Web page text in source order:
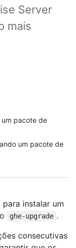
Server
mais
um pacote de
um pacote de
instalar um
ghe-upgrade .
consecutivas